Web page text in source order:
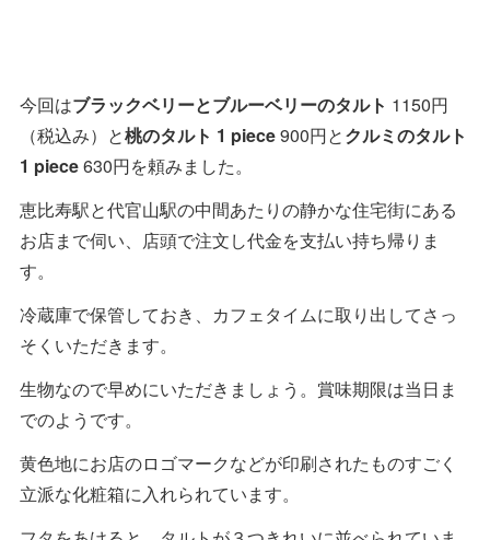
今回はブラックベリーとブルーベリーのタルト 1150円
（税込み）と桃のタルト 1 piece900円とクルミのタルト
1 piece630円を頼みました。
恵比寿駅と代官山駅の中間あたりの静かな住宅街にある
お店まで伺い、店頭で注文し代金を支払い持ち帰りま
す。
冷蔵庫で保管しておき、カフェタイムに取り出してさっ
そくいただきます。
生物なので早めにいただきましょう。賞味期限は当日ま
でのようです。
黄色地にお店のロゴマークなどが印刷されたものすごく
立派な化粧箱に入れられています。